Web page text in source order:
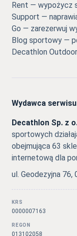
Rent — wypożycz
Support —
Go — zarezerwuj
Blog sportowy —
Decathlon
Wydawca serwisu
Decathlon Sp. z
sportowych
obejmująca 63
internetową dla
ul. Geodezyjna 76,
KRS
0000007163
REGON
013102058